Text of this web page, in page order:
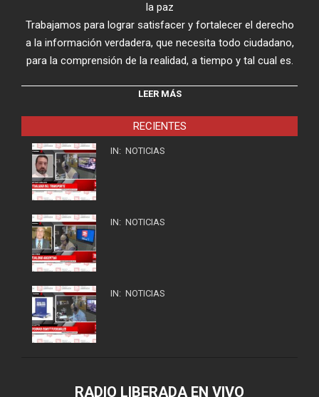
la paz
Trabajamos para lograr satisfacer y fortalecer el derecho
a la información verdadera, que necesita todo ciudadano,
para la comprensión de la realidad, a tiempo y tal cual es.
LEER MÁS
RECIENTES
IN: NOTICIAS
IN: NOTICIAS
IN: NOTICIAS
RADIO LIBERADA EN VIVO